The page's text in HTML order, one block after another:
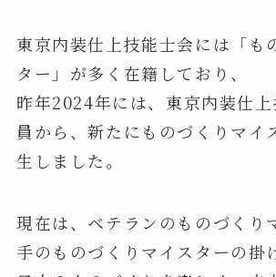
東京内装仕上技能士会には「も
ター」が多く在籍しており、
昨年2024年には、東京内装仕
員から、新たにものづくりマイ
生しました。
現在は、ベテランのものづくり
手のものづくりマイスターの掛